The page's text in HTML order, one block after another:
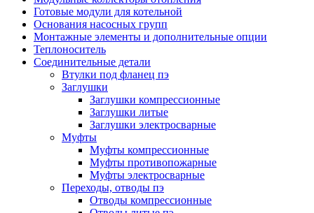
Готовые модули для котельной
Основания насосных групп
Монтажные элементы и дополнительные опции
Теплоноситель
Соединительные детали
Втулки под фланец пэ
Заглушки
Заглушки компрессионные
Заглушки литые
Заглушки электросварные
Муфты
Муфты компрессионные
Муфты противопожарные
Муфты электросварные
Переходы, отводы пэ
Отводы компрессионные